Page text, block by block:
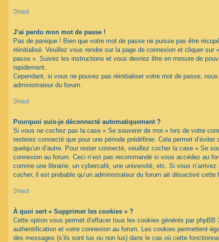
Haut
J’ai perdu mon mot de passe !
Pas de panique ! Bien que votre mot de passe ne puisse pas être
réinitialisé. Veuillez vous rendre sur la page de connexion et cliquer sur
passe ». Suivez les instructions et vous devriez être en mesure de
rapidement.
Cependant, si vous ne pouvez pas réinitialiser votre mot de passe,
administrateur du forum.
Haut
Pourquoi suis-je déconnecté automatiquement ?
Si vous ne cochez pas la case « Se souvenir de moi » lors de votre
resterez connecté que pour une période prédéfinie. Cela permet
quelqu’un d’autre. Pour rester connecté, veuillez cocher la case « Se
connexion au forum. Ceci n’est pas recommandé si vous accédez au
comme une librairie, un cybercafé, une université, etc. Si vous
cocher, il est probable qu’un administrateur du forum ait désactivé cette
Haut
À quoi sert « Supprimer les cookies » ?
Cette option vous permet d’effacer tous les cookies générés par phpBB
authentification et votre connexion au forum. Les cookies permettent
des messages (s’ils sont lus ou non lus) dans le cas où cette